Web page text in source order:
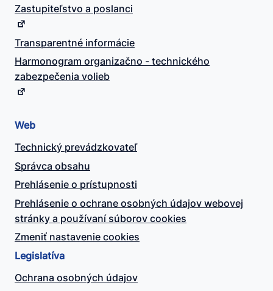
Zastupiteľstvo a poslanci
Transparentné informácie
Harmonogram organizačno - technického
zabezpečenia volieb
Web
Technický prevádzkovateľ
Správca obsahu
Prehlásenie o prístupnosti
Prehlásenie o ochrane osobných údajov webovej
stránky a používaní súborov cookies
Zmeniť nastavenie cookies
Legislatíva
Ochrana osobných údajov